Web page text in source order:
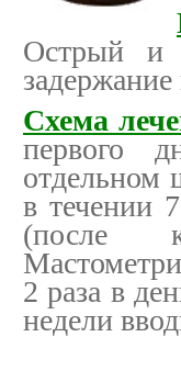
Острый и
задержание
Схема
первого
отдельном
в течении
(после
2 раза в
недели